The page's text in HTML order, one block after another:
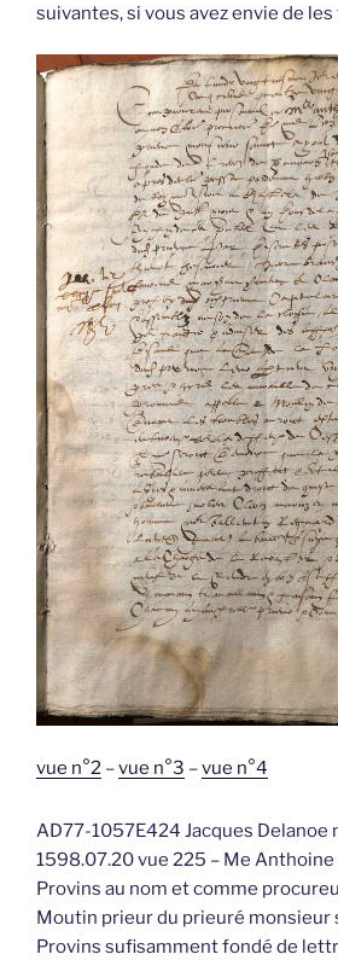
suivantes, si vous avez envie de
vue n°2 –vue n°3 –vue n°4
AD77-1057E424 Jacques Delanoe
1598.07.20 vue 225 – Me
Provins au nom et comme
Moutin prieur du prieuré monsieur
Provins sufisamment fondé de